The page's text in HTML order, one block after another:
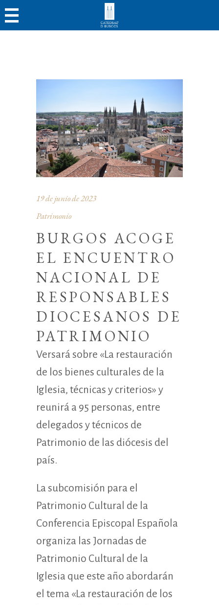
19 de junio de 2023
Patrimonio
BURGOS ACOGE
EL ENCUENTRO
NACIONAL DE
RESPONSABLES
DIOCESANOS DE
PATRIMONIO
Versará sobre «La restauración
de los bienes culturales de la
Iglesia, técnicas y criterios» y
reunirá a 95 personas, entre
delegados y técnicos de
Patrimonio de las diócesis del
país.
La subcomisión para el
Patrimonio Cultural de la
Conferencia Episcopal Española
organiza las Jornadas de
Patrimonio Cultural de la
Iglesia que este año abordarán
el tema «La restauración de los